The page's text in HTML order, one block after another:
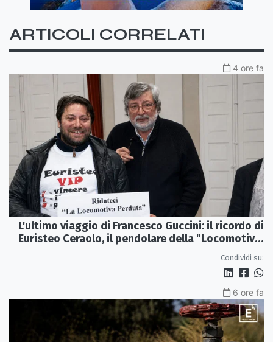
ARTICOLI CORRELATI
4 ore fa
L'ultimo viaggio di Francesco Guccini: il ricordo di
Euristeo Ceraolo, il pendolare della "Locomotiva
Condividi su:
6 ore fa